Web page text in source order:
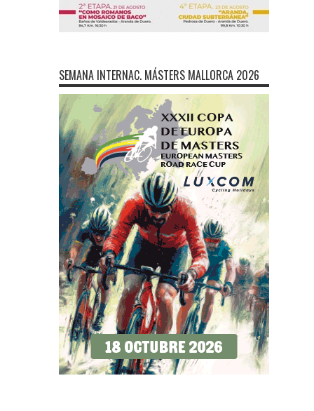
SEMANA INTERNAC. MÁSTERS MALLORCA 2026